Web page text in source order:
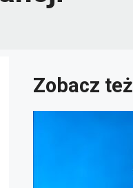
Zobacz też